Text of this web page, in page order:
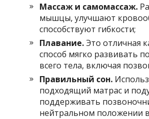
Массаж и самомассаж.
мышцы, улучшают
способствуют гибкости;
Плавание.Это отличная
способ мягко развивать
всего тела, включая
Правильный сон.
подходящий матрас и
поддерживать
нейтральном положении